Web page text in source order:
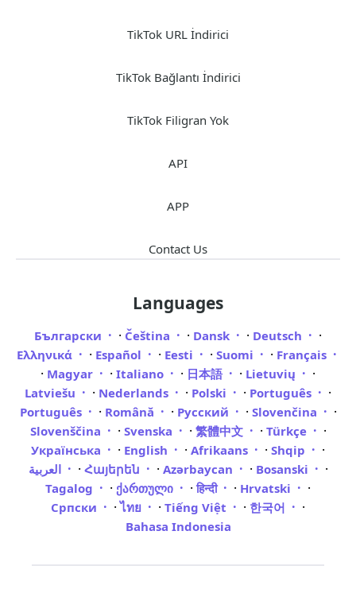
TikTok URL İndirici
TikTok Bağlantı İndirici
TikTok Filigran Yok
API
APP
Contact Us
Languages
Български · Čeština · Dansk · Deutsch ·
Ελληνικά · Español · Eesti · Suomi · Français
· Magyar · Italiano · 日本語 · Lietuvių ·
Latviešu · Nederlands · Polski · Português ·
Português · Română · Русский · Slovenčina ·
Slovenščina · Svenska · 繁體中文 · Türkçe ·
Українська · English · Afrikaans · Shqip ·
العربية · Հայերեն · Azərbaycan · Bosanski ·
Tagalog · ქართული · हिन्दी · Hrvatski ·
Српски ·ไทย · Tiếng Việt · 한국어 ·
Bahasa Indonesia